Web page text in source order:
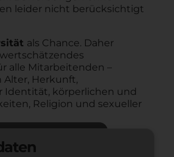
leider nicht berücksichtigt
als Chance. Daher
alle Mitarbeitenden –
Alter, Herkunft,
Identität, körperlichen und
Religion und sexueller